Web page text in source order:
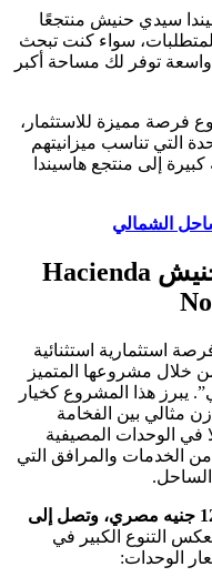
سيدي حنيش منتجعًا
سواء كنت تبحث
توفر لك مساحة أكبر
فرصة مميزة للاستثمار،
التي تناسب ميزانيتهم
إلى منتجع هاسيندا
الشمالي
أسعار هاسيندا سيدي حنيش Hacienda
استثمارية استثنائية
خلال مشروعها المتميز
يبرز هذا المشروع كخيار
مثالي بين الفخامة
في الوحدات المصيفية
الخدمات والمرافق التي
12,000,000 جنيه مصري، وتصل إلى
التنوع الكبير في
الوحدات: